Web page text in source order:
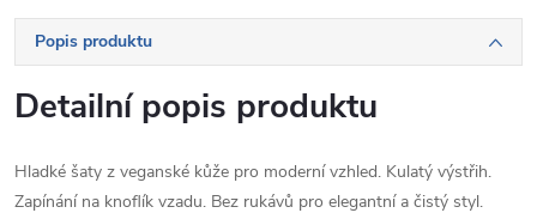
Popis produktu
Detailní popis produktu
Hladké šaty z veganské kůže pro moderní vzhled. Kulatý výstřih.
Zapínání na knoflík vzadu. Bez rukávů pro elegantní a čistý styl.